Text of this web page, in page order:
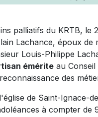
palliatifs du KRTB, le
Lachance, époux
Louis-Philippe
émérite au
des
de Saint-Ignace-
à compter de